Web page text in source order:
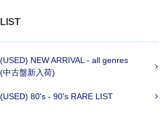
LIST
(USED) NEW ARRIVAL - all genres
(中古盤新入荷)
(USED) 80's - 90's RARE LIST